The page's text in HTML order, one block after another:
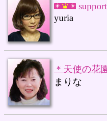
yuria
＊天使の花
まりな